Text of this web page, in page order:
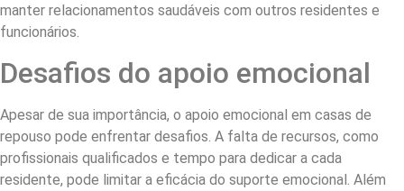
manter relacionamentos saudáveis com outros residentes e
funcionários.
Desafios do apoio emocional
Apesar de sua importância, o apoio emocional em casas de
repouso pode enfrentar desafios. A falta de recursos, como
profissionais qualificados e tempo para dedicar a cada
residente, pode limitar a eficácia do suporte emocional. Além